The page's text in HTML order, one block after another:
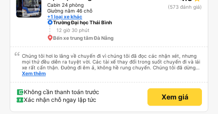
Cabin 24 phòng
Giường nằm 46 chỗ
+1 loại xe khác
(573 đánh giá)
Trường Đại học Thái Bình
12 giờ 30 phút
Bến xe trung tâm Đà Nẵng
Chúng tôi hơi lo lắng về chuyến đi vì chúng tôi đã đọc các nhận xét, nhưng
mọi thứ đều diễn ra tuyệt vời. Các tài xế thay đổi trong suốt chuyến đi và lái
xe rất cẩn thận. Đường đi êm ả, không hề rung chuyển. Chúng tôi đã dừng
đủ số lần để đi vệ sinh và dừng lại để ăn tối. Nhìn chung, ghế ngồi có thể hơi
Xem thêm
Không cần thanh toán trước
Xác nhận chỗ ngay lập tức
Xem giá